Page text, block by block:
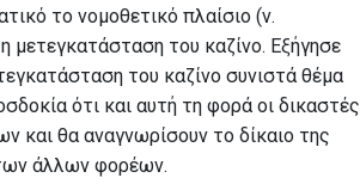
το νομοθετικό πλαίσιο (ν.
του καζίνο. Εξήγησε
του καζίνο συνιστά θέμα
ότι και αυτή τη φορά οι δικαστές
και θα αναγνωρίσουν το δίκαιο της
άλλων φορέων.